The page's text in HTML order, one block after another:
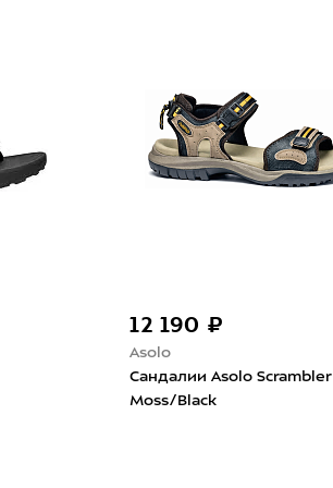
12 190 ₽
Asolo
Сандалии Asolo Scrambler
Moss/Black